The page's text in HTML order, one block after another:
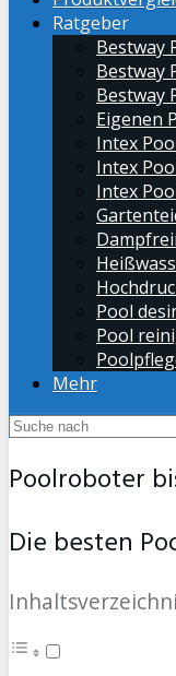
Ratgeber
Bestway
Bestway
Bestway
Eigenen
Intex
Intex
Intex
Pool
Pool
Mehr
Poolroboter
Die besten